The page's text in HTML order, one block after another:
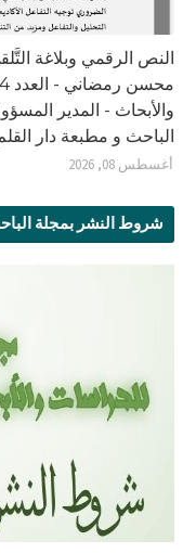
النص الرقمي وبلاغة
والأبحاث - المدير
الباحث و مطبعة دار القلم - أكثر
أغسطس 08, 2026
شروط النشر بمجلة